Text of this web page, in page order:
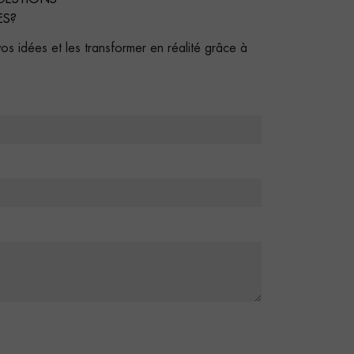
idées et les transformer en réalité grâce à